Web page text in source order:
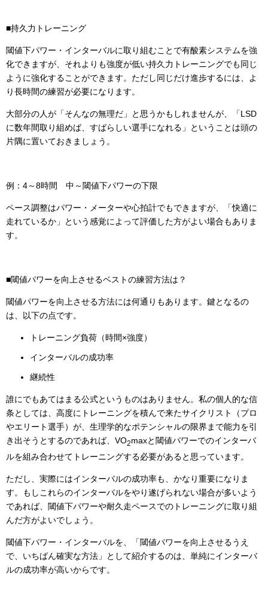
■持久力トレーニング
閾値下パワー・インターバルに取り組むことで有酸素システムを強
化できますが、それよりも強度が低い持久力トレーニングでも同じ
ように強化することができます。ただし同じだけ進歩するには、よ
り長時間の練習が必要になります。
大部分の人が「そんなの無理だ」と思うかもしれませんが、「LSD
に数年間取り組めば、すばらしい選手になれる」ということは頭の
片隅に置いておきましょう。
例：4～8時間 中～閾値下パワーの下限
ペース調整はパワー・メーターや心拍計でもできますが、「快適に
走れているか」という感覚によって評価した方がよい場合もありま
す。
■閾値パワーを向上させるベストの練習方法は？
閾値パワーを向上させる方法には何通りもあります。鍵となるの
は、以下の点です。
トレーニング負荷（時間×強度）
インターバルの成功率
継続性
誰にでもあてはまる公式というものはありません。私の個人的な信
条としては、高度にトレーニングを積んで来たサイクリスト（プロ
やエリート選手）が、生理学的なポテンシャルの限界まで能力を引
き出そうとするのであれば、VO2maxと閾値パワーでのインターバ
ルを組み合わせてトレーニングする必要があると思っています。
ただし、実際にはインターバルの成功率も、かなり重要になりま
す。もしこれらのインターバルをやり遂げられない場合が多いよう
であれば、閾値下パワーや耐久走ペースでのトレーニングに取り組
んだ方がよいでしょう。
閾値下パワー・インターバルを、「閾値パワーを向上させるうえ
で、いちばん確実な方法」として紹介するのは、単純にインターバ
ルの成功率が高いからです。